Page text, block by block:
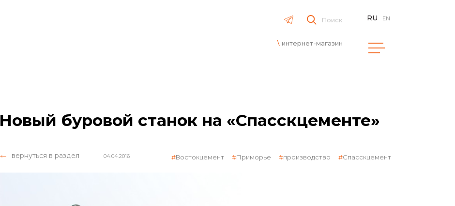
Поиск
интернет-магазин
RU EN
Новый буровой станок на «Спасскцементе»
вернуться в раздел 04.04.2016 Востокцемент Приморье производство Спасскцемент